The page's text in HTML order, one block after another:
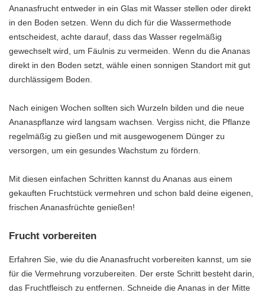
Ananasfrucht entweder in ein Glas mit Wasser stellen oder direkt
in den Boden setzen. Wenn du dich für die Wassermethode
entscheidest, achte darauf, dass das Wasser regelmäßig
gewechselt wird, um Fäulnis zu vermeiden. Wenn du die Ananas
direkt in den Boden setzt, wähle einen sonnigen Standort mit gut
durchlässigem Boden.
Nach einigen Wochen sollten sich Wurzeln bilden und die neue
Ananaspflanze wird langsam wachsen. Vergiss nicht, die Pflanze
regelmäßig zu gießen und mit ausgewogenem Dünger zu
versorgen, um ein gesundes Wachstum zu fördern.
Mit diesen einfachen Schritten kannst du Ananas aus einem
gekauften Fruchtstück vermehren und schon bald deine eigenen,
frischen Ananasfrüchte genießen!
Frucht vorbereiten
Erfahren Sie, wie du die Ananasfrucht vorbereiten kannst, um sie
für die Vermehrung vorzubereiten. Der erste Schritt besteht darin,
das Fruchtfleisch zu entfernen. Schneide die Ananas in der Mitte